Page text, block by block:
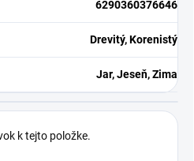
6290360376646
Drevitý, Korenistý
Jar, Jeseň, Zima
k tejto položke.